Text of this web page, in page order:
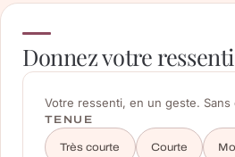
Donnez votre ressenti
Votre ressenti, en un geste. Sans
TENUE
Très courte Courte